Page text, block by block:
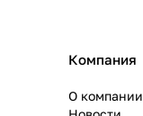
Компания
О компании